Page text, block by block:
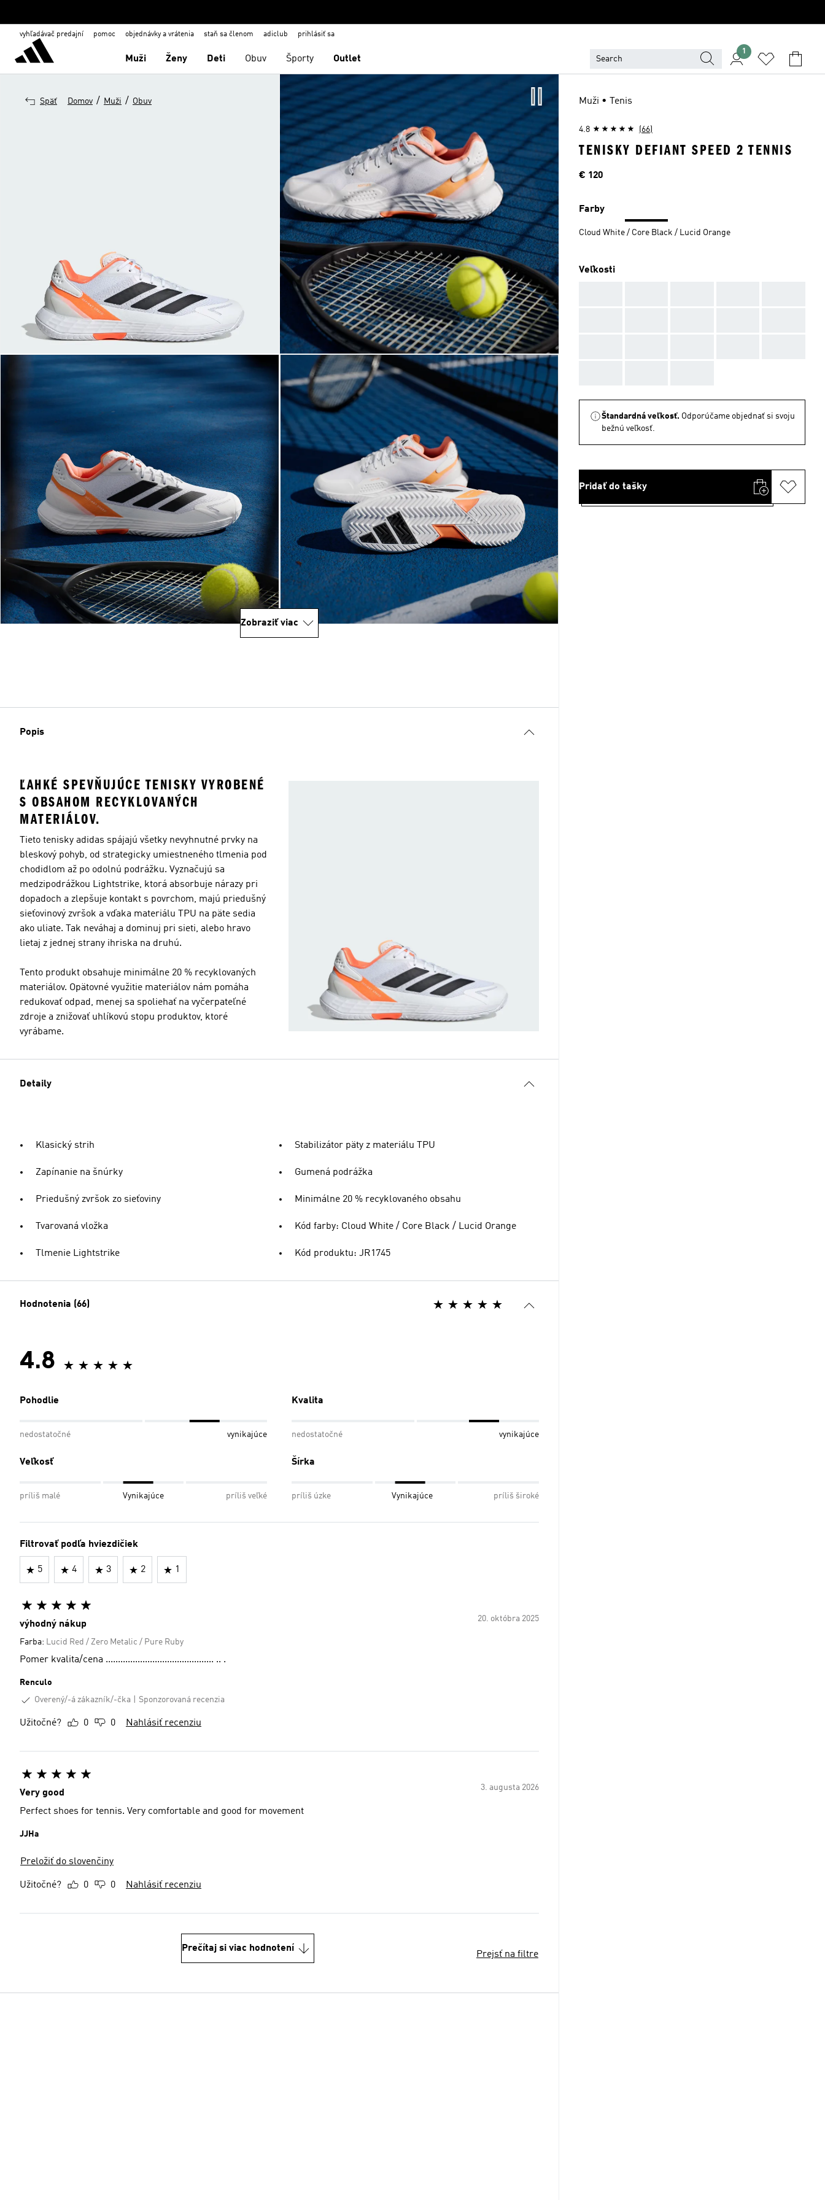
vyhľadávač predajní pomoc objednávky a vrátenia staň sa členom adiclub prihlásiť sa
Muži Ženy Deti Obuv Športy Outlet
1
Späť Domov / Muži / Obuv
Zobraziť viac
Popis
ĽAHKÉ SPEVŇUJÚCE TENISKY VYROBENÉ
S OBSAHOM RECYKLOVANÝCH
MATERIÁLOV.
Tieto tenisky adidas spájajú všetky nevyhnutné prvky na
bleskový pohyb, od strategicky umiestneného tlmenia pod
chodidlom až po odolnú podrážku. Vyznačujú sa
medzipodrážkou Lightstrike, ktorá absorbuje nárazy pri
dopadoch a zlepšuje kontakt s povrchom, majú priedušný
sieťovinový zvršok a vďaka materiálu TPU na päte sedia
ako uliate. Tak neváhaj a dominuj pri sieti, alebo hravo
lietaj z jednej strany ihriska na druhú.
Tento produkt obsahuje minimálne 20 % recyklovaných
materiálov. Opätovné využitie materiálov nám pomáha
redukovať odpad, menej sa spoliehať na vyčerpateľné
zdroje a znižovať uhlíkovú stopu produktov, ktoré
vyrábame.
Detaily
Klasický strih
Zapínanie na šnúrky
Priedušný zvršok zo sieťoviny
Tvarovaná vložka
Tlmenie Lightstrike
Stabilizátor päty z materiálu TPU
Gumená podrážka
Minimálne 20 % recyklovaného obsahu
Kód farby: Cloud White / Core Black / Lucid Orange
Kód produktu: JR1745
Hodnotenia (66)
4.8
Pohodlie
nedostatočné vynikajúce
Kvalita
nedostatočné vynikajúce
Veľkosť
príliš malé Vynikajúce príliš veľké
Šírka
príliš úzke Vynikajúce príliš široké
Filtrovať podľa hviezdičiek
5 4 3 2 1
20. októbra 2025
výhodný nákup
Farba: Lucid Red / Zero Metalic / Pure Ruby
Pomer kvalita/cena ............................................ .. .
Renculo
Overený/-á zákazník/-čka
Sponzorovaná recenzia
Užitočné? 0 0 Nahlásiť recenziu
3. augusta 2026
Very good
Perfect shoes for tennis. Very comfortable and good for movement
JJHa
Preložiť do slovenčiny
Užitočné? 0 0 Nahlásiť recenziu
Prečítaj si viac hodnotení
Prejsť na filtre
Muži • Tenis
4.8 (66)
TENISKY DEFIANT SPEED 2 TENNIS
Cena
€ 120
Farby
Cloud White / Core Black / Lucid Orange
Veľkosti
Štandardná veľkosť. Odporúčame objednať si svoju
bežnú veľkosť.
Pridať do tašky